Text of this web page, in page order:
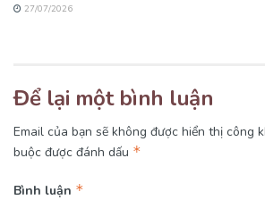
27/07/2026
Để lại một bình luận
Email của bạn sẽ không được hiển thị công
buộc được đánh dấu *
Bình luận *